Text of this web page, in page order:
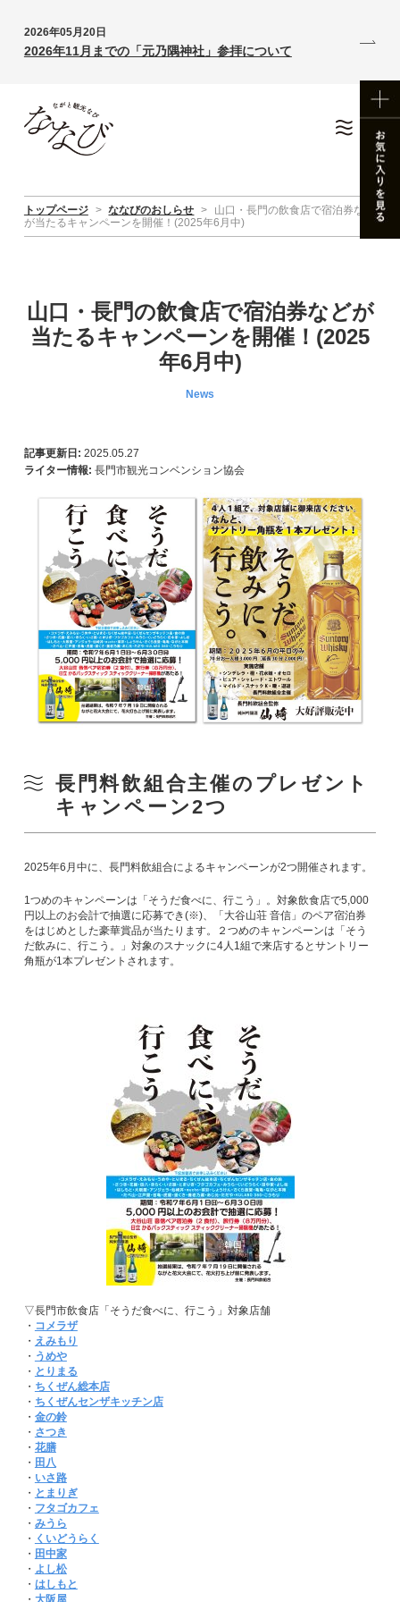
2026年05月20日
2026年11月までの「元乃隅神社」参拝について
トップページ > ななびのおしらせ >
山口・長門の飲食店で宿泊券など
が当たるキャンペーンを開催！(2025年6月中)
山口・長門の飲食店で宿泊券などが
当たるキャンペーンを開催！(2025
年6月中)
News
記事更新日: 2025.05.27
ライター情報: 長門市観光コンベンション協会
長門料飲組合主催のプレゼント
キャンペーン2つ
2025年6月中に、長門料飲組合によるキャンペーンが2つ開催されます。
1つめのキャンペーンは「そうだ食べに、行こう」。対象飲食店で5,000
円以上のお会計で抽選に応募でき(※)、「大谷山荘 音信」のペア宿泊券
をはじめとした豪華賞品が当たります。２つめのキャンペーンは「そう
だ飲みに、行こう。」対象のスナックに4人1組で来店するとサントリー
角瓶が1本プレゼントされます。
▽長門市飲食店「そうだ食べに、行こう」対象店舗
・ コメラザ
・ えみもり
・ うめや
・ とりまる
・ ちくぜん総本店
・ ちくぜんセンザキッチン店
・ 金の鈴
・ さつき
・ 花膳
・ 田八
・ いさ路
・ とまりぎ
・ フタゴカフェ
・ みうら
・ くいどうらく
・ 田中家
・ よし松
・ はしもと
・ 大阪屋